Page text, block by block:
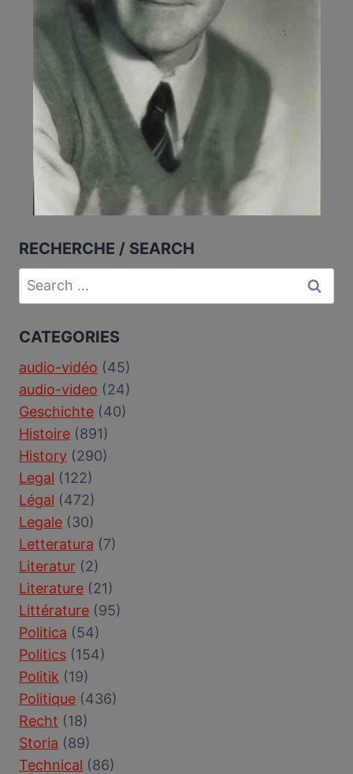
RECHERCHE / SEARCH
Search
for:
CATEGORIES
audio-vidéo (45)
audio-video (24)
Geschichte (40)
Histoire (891)
History (290)
Legal (122)
Légal (472)
Legale (30)
Letteratura (7)
Literatur (2)
Literature (21)
Littérature (95)
Politica (54)
Politics (154)
Politik (19)
Politique (436)
Recht (18)
Storia (89)
Technical (86)